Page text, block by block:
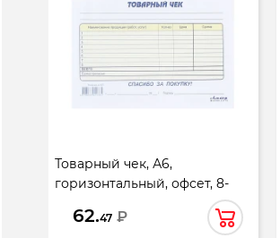
Товарный чек, А6,
горизонтальный, офсет, 8-
62.47 ₽